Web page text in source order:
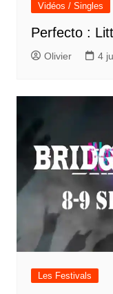
Vidéos / Singles
Perfecto :
Olivier 4
Les Festivals